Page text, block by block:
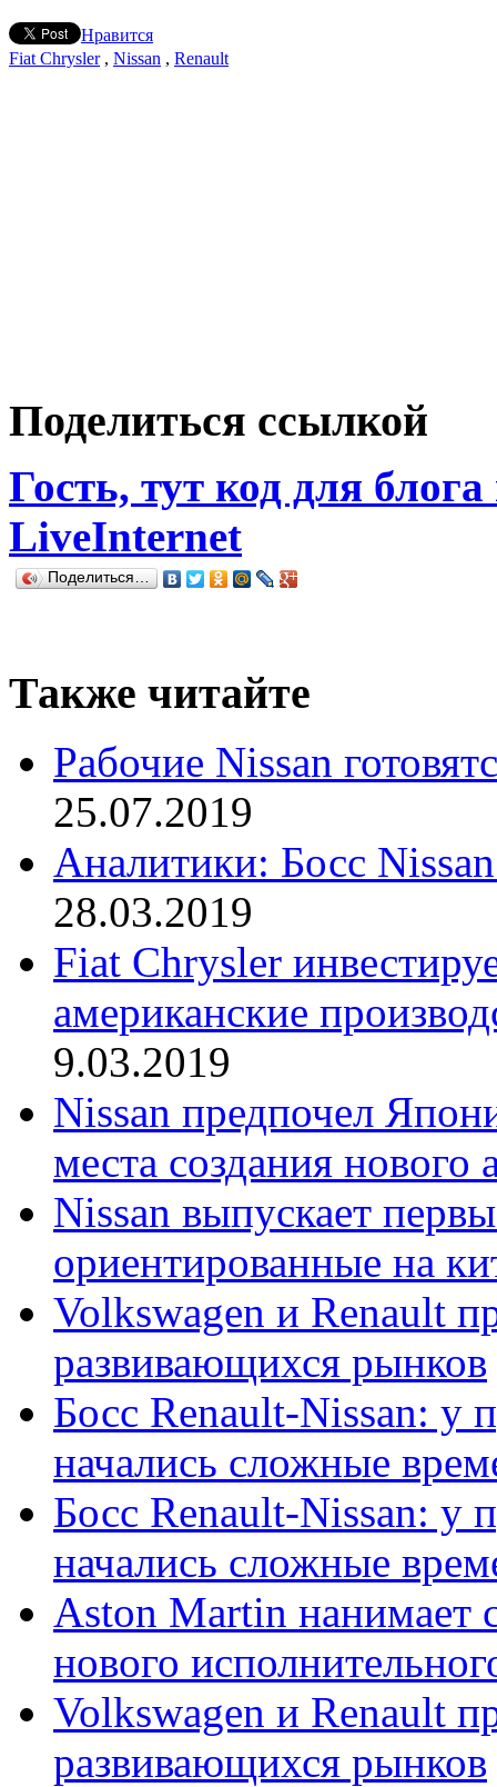
Нравится
Fiat Chrysler, Nissan , Renault
Поделиться ссылкой
Гость, тут код для
LiveInternet
Поделиться…
Также читайте
Рабочие Nissan
25.07.2019
Аналитики: Босс
28.03.2019
Fiat Chrysler
американские
9.03.2019
Nissan предпочел
места создания
Nissan выпускает
ориентированные на
Volkswagen и Renault
развивающихся рынков
Босс Renault-Nissan: у
начались сложные
Босс Renault-Nissan: у
начались сложные
Aston Martin нанимает
нового
Volkswagen и Renault
развивающихся рынков